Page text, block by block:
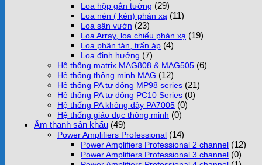
Loa hộp gắn tường (29)
Loa nén ( kèn) phản xạ (11)
Loa sân vườn (23)
Loa Array, loa chiếu phản xạ (19)
Loa phân tán, trấn áp (4)
Loa định hướng (7)
Hệ thống matrix MAG808 & MAG505 (6)
Hệ thống thông minh MAG (12)
Hệ thống PA tự động MP98 series (21)
Hệ thống PA tự động PC10 Series (0)
Hệ thống PA không dây PA7005 (0)
Hệ thống giáo dục thông minh (0)
Âm thanh sân khấu (49)
Power Amplifiers Professional (14)
Power Amplifiers Professional 2 channel (12)
Power Amplifiers Professional 3 channel (0)